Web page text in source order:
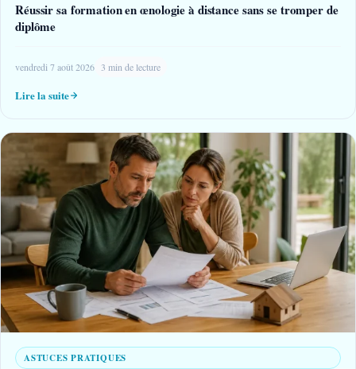
Réussir sa formation en œnologie à distance sans se tromper de
diplôme
vendredi 7 août 2026 3 min de lecture
Lire la suite
ASTUCES PRATIQUES